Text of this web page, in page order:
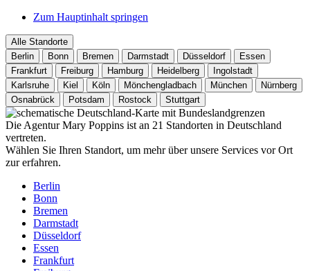
Zum Hauptinhalt springen
Alle Standorte
Berlin
Bonn Bremen Darmstadt Düsseldorf
Essen
Frankfurt
Freiburg Hamburg Heidelberg
Ingolstadt
Karlsruhe
Kiel Köln Mönchengladbach München
Nürnberg
Osnabrück
Potsdam Rostock Stuttgart
Die Agentur Mary Poppins ist an 21 Standorten in Deutschland
vertreten.
Wählen Sie Ihren Standort, um mehr über unsere Services vor Ort
zur erfahren.
Berlin
Bonn
Bremen
Darmstadt
Düsseldorf
Essen
Frankfurt